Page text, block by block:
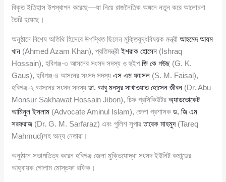
বিকৃত ইতিহাস উপস্থাপন করেছে—যা নিয়ে রাজনৈতিক অঙ্গনে নতুন করে আলোচনা
তৈরি হয়েছে।
অনুষ্ঠানে বিশেষ অতিথি হিসেবে উপস্থিত ছিলেন মুক্তিযুদ্ধবিষয়ক মন্ত্রীআহমেদ আযম
খান (Ahmed Azam Khan), প্রতিমন্ত্রীইশরাক হোসেন (Ishraq
Hossain), হবিগঞ্জ-৩ আসনের সংসদ সদস্য ও হুইপজি কে গউছ (G. K.
Gaus), হবিগঞ্জ-৪ আসনের সংসদ সদস্যএস এম ফয়সল (S. M. Faisal),
হবিগঞ্জ-২ আসনের সংসদ সদস্যডা. আবু মনসুর সাখাওয়াত হোসেন জীবন (Dr. Abu
Monsur Sakhawat Hossain Jibon), চিফ প্রসিকিউটরঅ্যাডভোকেট
আমিনুল ইসলাম (Advocate Aminul Islam), জেলা প্রশাসকড. জি এম
সরফরাজ (Dr. G. M. Sarfaraz) এবং পুলিশ সুপারতারেক মাহমুদ(Tareq
Mahmud)সহ অন্য নেতারা।
অনুষ্ঠানে সভাপতিত্ব করেন হবিগঞ্জ জেলা মুক্তিযোদ্ধা সংসদ ইউনিট কমান্ডের
আহ্বায়ক গোলাম মোস্তফা রফিক।